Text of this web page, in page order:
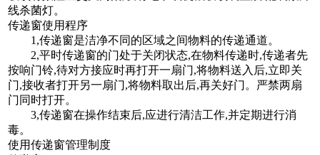
线杀菌灯。
传递窗使用程序
1,传递窗是洁净不同的区域之间物料的传递通道。
2,平时传递窗的门处于关闭状态,在物料传递时,传递者先
按响门铃,待对方接应时再打开一扇门,将物料送入后,立即关
门,接收者打开另一扇门,将物料取出后,再关好门。严禁两扇
门同时打开。
3,传递窗在操作结束后,应进行清洁工作,并定期进行消
毒。
使用传递窗管理制度